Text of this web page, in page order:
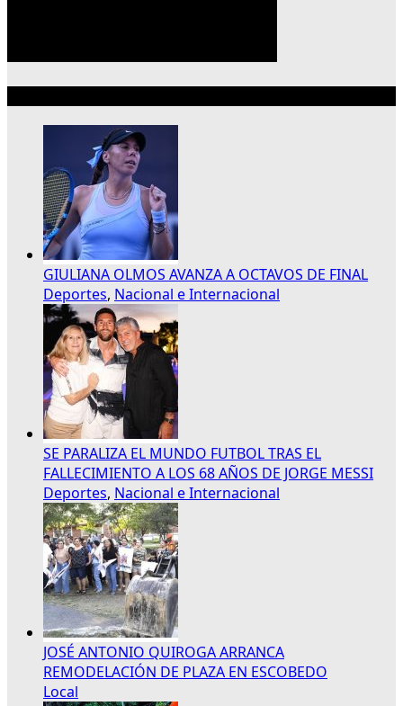
GIULIANA OLMOS AVANZA A OCTAVOS DE FINAL
Deportes, Nacional e Internacional
SE PARALIZA EL MUNDO FUTBOL TRAS EL
FALLECIMIENTO A LOS 68 AÑOS DE JORGE MESSI
Deportes, Nacional e Internacional
JOSÉ ANTONIO QUIROGA ARRANCA
REMODELACIÓN DE PLAZA EN ESCOBEDO
Local